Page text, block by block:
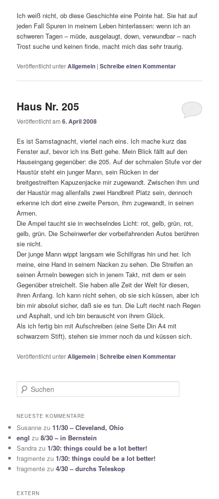
Ich weiß nicht, ob diese Geschichte eine Pointe hat. Sie hat auf
jeden Fall Spuren in meinem Leben hinterlassen: wenn ich an
schweren Tagen – müde, ausgelaugt, down, verwundbar – nach
Trost suche und keinen finde, macht mich das sehr traurig.
Veröffentlicht unterAllgemein |Schreibe einen Kommentar
Haus Nr. 205
Veröffentlicht am6. April 2008
Es ist Samstagnacht, viertel nach eins. Ich mache kurz das
Fenster auf, bevor ich ins Bett gehe. Mein Blick fällt auf den
Hauseingang gegenüber: die 205. Auf der schmalen Stufe vor der
Haustür steht ein junger Mann, sein Rücken in der
breitgestreiften Kapuzenjacke mir zugewandt. Zwischen ihm und
der Haustür mag allenfalls zwei Handbreit Platz sein, dennoch
erkenne ich dort eine zweite Person, ihm zugewandt, in seinen
Armen.
Die Ampel taucht sie in wechselndes Licht: rot, gelb, grün, rot,
gelb, grün. Die Scheinwerfer der vorbeifahrenden Autos berühren
sie nicht.
Der junge Mann wippt langsam wie Schilfgras hin und her. Ich
meine, eine Hand in seinem Nacken zu sehen. Die Streifen an
seinen Ärmeln bewegen sich in jenem Takt, mit dem er sein
Gegenüber streichelt. Sie haben alle Zeit der Welt für diesen,
ihren Anfang. Ich kann nicht sehen, ob sie sich küssen, aber ich
bin mir absolut sicher, daß sie es tun. Die Luft riecht nach Regen
und Asphalt, und ich bin berauscht von ihrem Glück.
Als ich fertig bin mit Aufschreiben (eine Seite Din A4 mit
schwarzem Stift), stehen sie immer noch da und küssen sich.
Veröffentlicht unterAllgemein |Schreibe einen Kommentar
u
h
n
NEUESTE KOMMENTARE
Susanne zu 11/30 – Cleveland, Ohio
engl zu8/30 – in Bernstein
Sandra zu 1/30: things could be a lot better!
fragmente zu 1/30: things could be a lot better!
fragmente zu4/30 – durchs Teleskop
EXTERN